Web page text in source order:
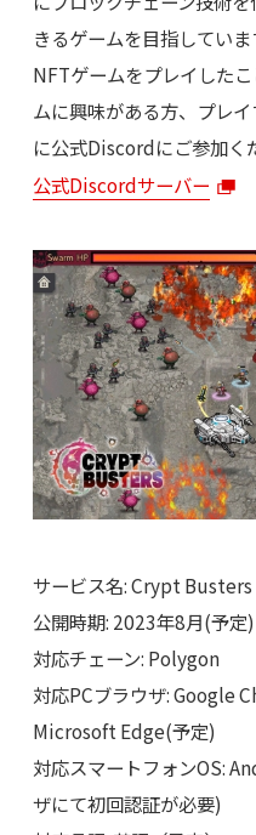
きるゲームを目指していま
NFTゲームをプレイした
ムに興味がある方、プレ
に公式Discordにご参加く
公式Discordサーバー
サービス名: Crypt Busters
公開時期: 2023年8月(予定)
対応チェーン: Polygon
対応PCブラウザ: Google
Microsoft Edge(予定)
対応スマートフォンOS:
ザにて初回認証が必要)